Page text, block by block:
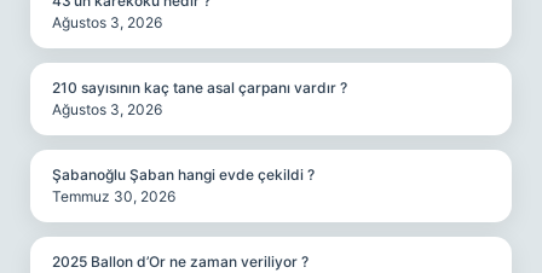
Ağustos 3, 2026
210 sayısının kaç tane asal çarpanı vardır ?
Ağustos 3, 2026
Şabanoğlu Şaban hangi evde çekildi ?
Temmuz 30, 2026
2025 Ballon d’Or ne zaman veriliyor ?